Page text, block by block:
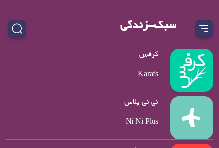
سبک-زندگی
کرفس
Karafs
نی نی پلاس
Ni Ni Plus